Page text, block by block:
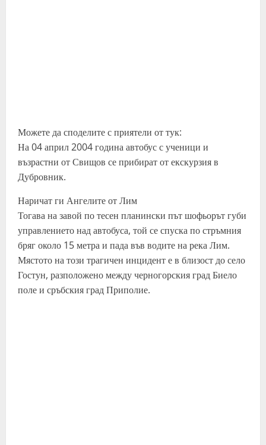
Можете да споделите с приятели от тук:
На 04 април 2004 година автобус с ученици и
възрастни от Свищов се прибират от екскурзия в
Дубровник.
Наричат ги Ангелите от Лим
Тогава на завой по тесен планински път шофьорът губи
управлението над автобуса, той се спуска по стръмния
бряг около 15 метра и пада във водите на река Лим.
Мястото на този трагичен инцидент е в близост до село
Гостун, разположено между черногорския град Биело
поле и сръбския град Приполие.